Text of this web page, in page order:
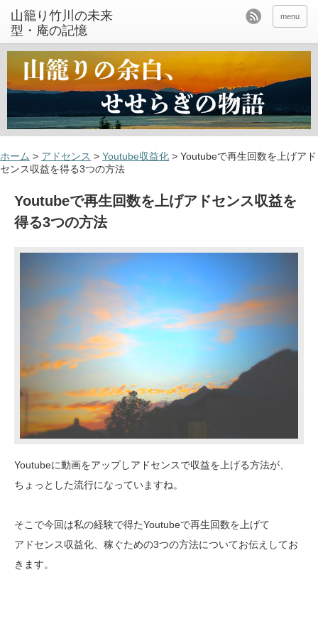
山籠り竹川の未来
型・庵の記憶
menu
ホーム > アドセンス > Youtube収益化 > Youtubeで再生回数を上げアド
センス収益を得る3つの方法
Youtubeで再生回数を上げアドセンス収益を
得る3つの方法
Youtubeに動画をアップしアドセンスで収益を上げる方法が、
ちょっとした流行になっていますね。
そこで今回は私の経験で得たYoutubeで再生回数を上げて
アドセンス収益化、稼ぐための3つの方法についてお伝えしてお
きます。